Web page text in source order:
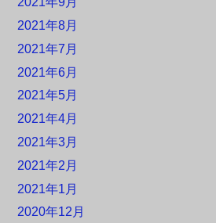
2021年8月
2021年7月
2021年6月
2021年5月
2021年4月
2021年3月
2021年2月
2021年1月
2020年12月